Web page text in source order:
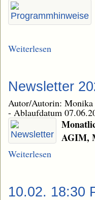
Weiterlesen
Newsletter
Autor/Autorin: Monika
- Ablaufdatum
AGIM,
Weiterlesen
10.02. 18:30